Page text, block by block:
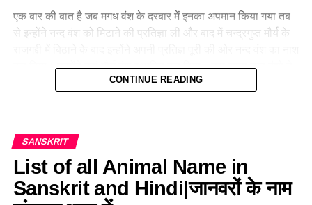
एक बार की बात है जब मगध वंश के दरबार में इनका अपमान किया गया तब
से इन्होंने नन्द वंश को मिटाने की प्रतिज्ञा ली और बाद में चन्द्रगुप्त मौर्य के
कर दिया। उन्होंने वहां मौर्य वंश स्थापित कर दिया। उस समय नन्द वंशो ने
गरीबो की दशा खराब कर रखी थी तब प्रजा की रक्षा की और अपना कर्तव्य
चन्द्रगुप्त मौर्य को एक अखंड राष्ट्र बनाने में मदद की। मौर्य वंश को बनाने में
चाणक्य को श्रेय जाता हैं। चाणक्य कूटनीति को अहम मानते थे। इसलिये
इन्हे कुटनीति का जनक भी माना जाता है। इस लिये राजा चन्द्रगुप्त मौर्य ने
इन्हे महामंत्री का दर्जा दिया।
चाणक्य का जन्म और नाम
CONTINUE READING
SANSKRIT
List of all Animal Name in
Sanskrit and Hindi|जानवरों के नाम